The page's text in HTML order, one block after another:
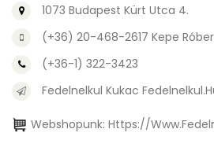
1073 Budapest Kürt Utca 4.
(+36) 20-468-2617 Kepe
(+36-1) 322-3423
Fedelnelkul Kukac
Webshopunk: Https://